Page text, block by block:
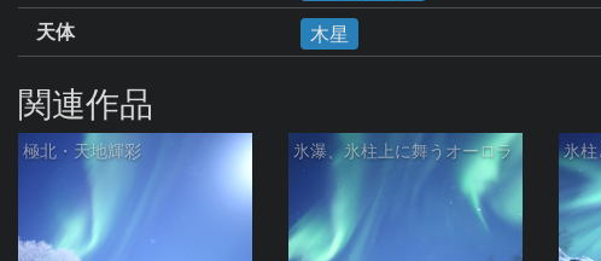
天体
木星
関連作品
極北・天地輝彩 氷瀑、氷柱上に舞うオーロラ 氷